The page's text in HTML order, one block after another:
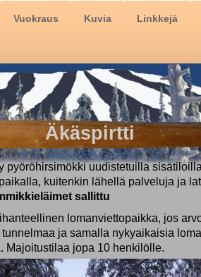
Vuokraus Kuvia Linkkejä
Äkäspirtti
pyöröhirsimökkiuudistetuilla
kuitenkin lähellä palveluja ja
sallittu
lomanviettopaikka, jos
ja samalla nykyaikaisia
Majoitustilaa jopa 10 henkilölle.